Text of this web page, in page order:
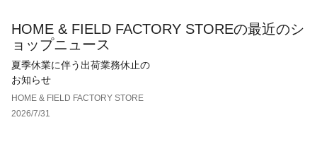
HOME & FIELD FACTORY STOREの最近のシ
ョップニュース
夏季休業に伴う出荷業務休止の
お知らせ
HOME & FIELD FACTORY STORE
2026/7/31